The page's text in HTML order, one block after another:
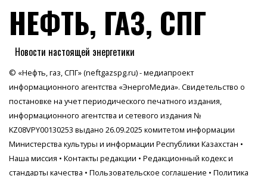
НЕФТЬ, ГАЗ, СПГ
Новости настоящей энергетики
© «Нефть, газ, СПГ» (neftgazspg.ru) - медиапроект
информационного агентства «ЭнергоМедиа». Свидетельство о
постановке на учет периодического печатного издания,
информационного агентства и сетевого издания №
KZ08VPY00130253 выдано 26.09.2025 комитетом информации
Министерства культуры и информации Республики Казахстан •
Наша миссия • Контакты редакции • Редакционный кодекс и
стандарты качества • Пользовательское соглашение • Политика